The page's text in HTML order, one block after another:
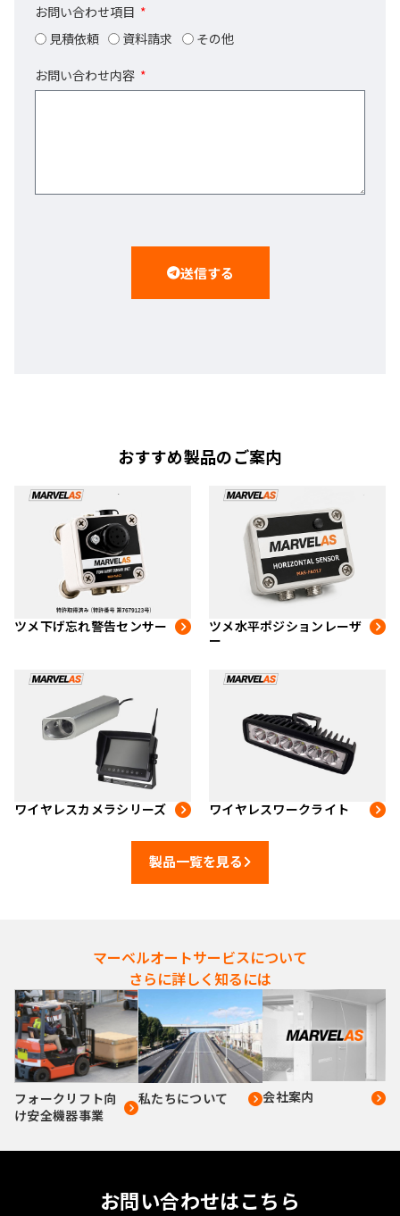
お問い合わせ項目
見積依頼
資料請求 その他
お問い合わせ内容
送信する
おすすめ製品のご案内
ツメ下げ忘れ警告センサー
ツメ水平ポジションレーザ
ー
ワイヤレスカメラシリーズ ワイヤレスワークライト
製品一覧を見る
マーベルオートサービスについて
さらに詳しく知るには
フォークリフト向
け安全機器事業
私たちについて 会社案内
お問い合わせはこちら